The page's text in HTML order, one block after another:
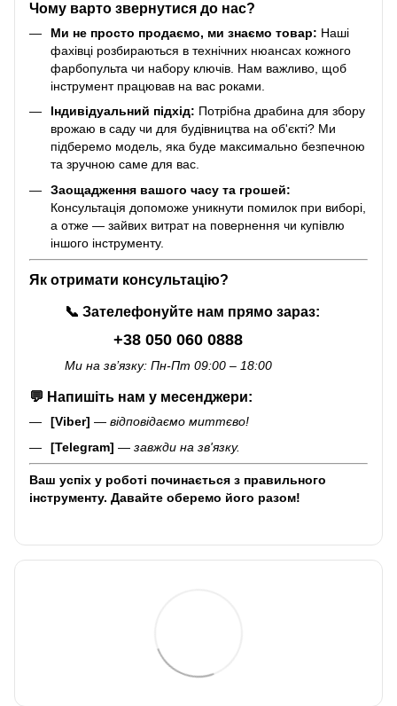
Чому варто звернутися до нас?
Ми не просто продаємо, ми знаємо товар: Наші
фахівці розбираються в технічних нюансах кожного
фарбопульта чи набору ключів. Нам важливо, щоб
інструмент працював на вас роками.
Індивідуальний підхід: Потрібна драбина для збору
врожаю в саду чи для будівництва на об'єкті? Ми
підберемо модель, яка буде максимально безпечною
та зручною саме для вас.
Заощадження вашого часу та грошей:
Консультація допоможе уникнути помилок при виборі,
а отже — зайвих витрат на повернення чи купівлю
іншого інструменту.
Як отримати консультацію?
📞 Зателефонуйте нам прямо зараз:
+38 050 060 0888
Ми на зв’язку: Пн-Пт 09:00 – 18:00
💬 Напишіть нам у месенджери:
[Viber] — відповідаємо миттєво!
[Telegram] — завжди на зв'язку.
Ваш успіх у роботі починається з правильного
інструменту. Давайте оберемо його разом!